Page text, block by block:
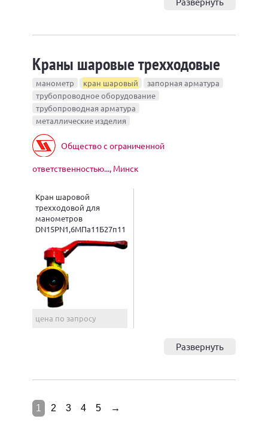
Краны шаровые трехходовые
манометр кран шаровый
запорная арматура
трубопроводное оборудование
трубопроводная арматура
металлические изделия
Общество с ограниченной
ответственностью..., Минск
Кран шаровой
трехходовой для
манометров
DN15PN1,6МПа11Б27п11
цена по запросу
Развернуть
1 2 3 4 5 →